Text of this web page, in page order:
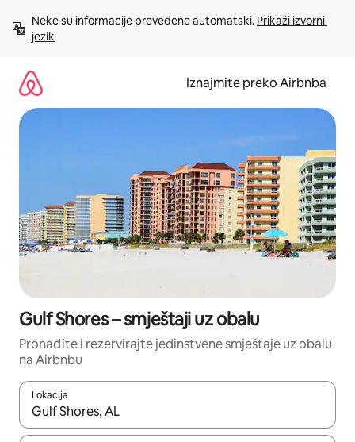
sadržaj
Neke su informacije prevedene automatski. Prikaži izvorni
jezik
Iznajmite preko Airbnba
Gulf Shores – smještaji uz obalu
Pronađite i rezervirajte jedinstvene smještaje uz obalu
na Airbnbu
Lokacija
Kada budu dostupni rezultati, moći ćete ih pregledati